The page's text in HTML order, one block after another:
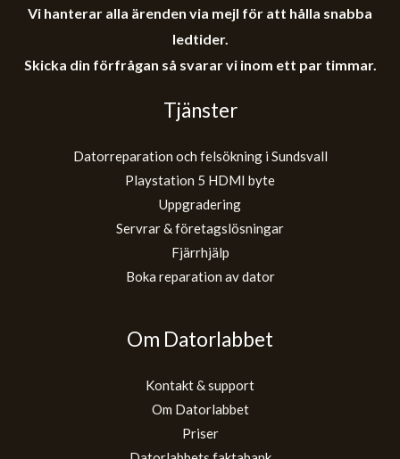
Vi hanterar alla ärenden via mejl för att hålla snabba
ledtider.
Skicka din förfrågan så svarar vi inom ett par timmar.
Tjänster
Datorreparation och felsökning i Sundsvall
Playstation 5 HDMI byte
Uppgradering
Servrar & företagslösningar
Fjärrhjälp
Boka reparation av dator
Om Datorlabbet
Kontakt & support
Om Datorlabbet
Priser